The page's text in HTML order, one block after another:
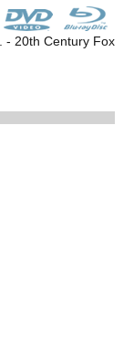
. - 20th Century Fox